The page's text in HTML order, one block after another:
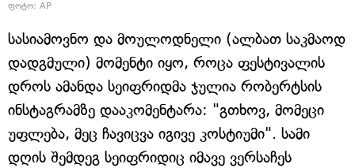
ფოტო: AP
სასიამოვნო და მოულოდნელი (ალბათ საკმაოდ
დადგმული) მომენტი იყო, როცა ფესტივალის
დროს ამანდა სეიფრიდმა ჯულია რობერტსის
ინსტაგრამზე დააკომენტარა: "გთხოვ, მომეცი
უფლება, მეც ჩავიცვა იგივე კოსტიუმი". სამი
დღის შემდეგ სეიფრიდიც იმავე ვერსაჩეს